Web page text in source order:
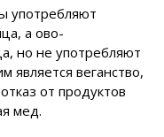
употребляют
а ово-
но не употребляют
является веганство,
от продуктов
мед.